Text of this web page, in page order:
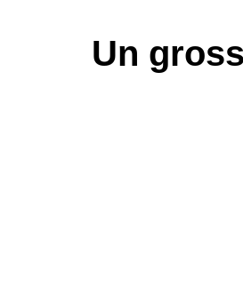
Un